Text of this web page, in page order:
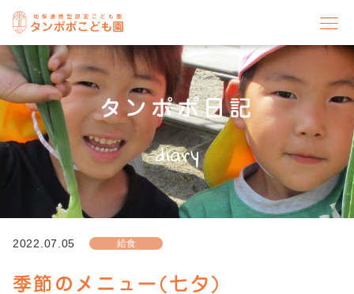
タンポポ日記
diary
2022.07.05 給食
季節のメニュー(七夕)